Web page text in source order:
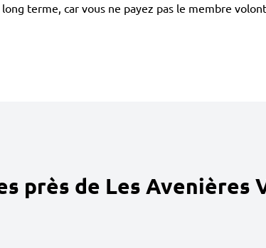
terme, car vous ne payez pas le membre
près de Les Avenières